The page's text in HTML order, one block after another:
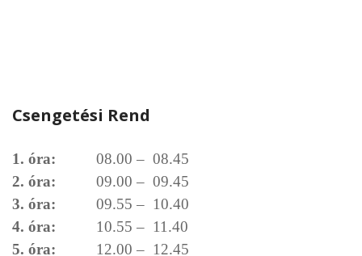
Csengetési Rend
1. óra:
08.00 – 08.45
2. óra: 09.00 – 09.45
3. óra: 09.55 – 10.40
4. óra: 10.55 – 11.40
5. óra: 12.00 – 12.45